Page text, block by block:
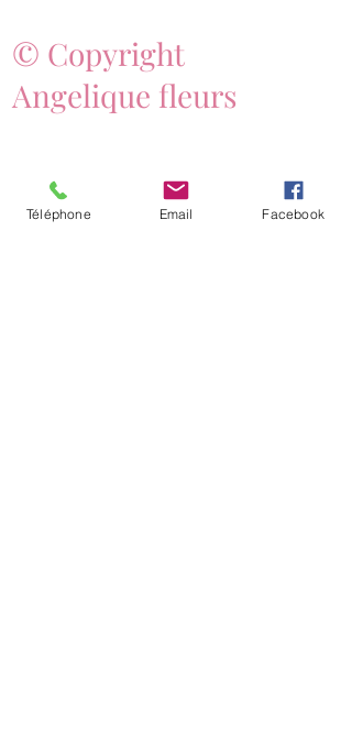
© Copyright
Angelique fleurs
Téléphone Email Facebook